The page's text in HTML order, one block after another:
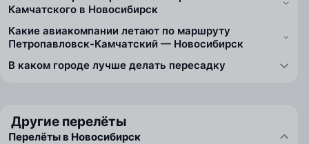
Камчатского в Новосибирск
Какие авиакомпании летают по маршруту
Петропавловск-Камчатский — Новосибирск
В каком городе лучше делать пересадку
Другие перелёты
Перелёты в Новосибирск